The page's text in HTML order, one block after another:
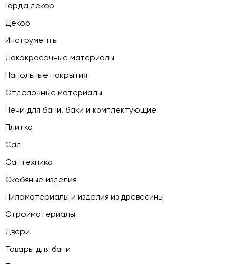
Гарда декор
Декор
Инструменты
Лакокрасочные материалы
Напольные покрытия
Отделочные материалы
Печи для бани, баки и комплектующие
Плитка
Сад
Сантехника
Скобяные изделия
Пиломатериалы и изделия из древесины
Стройматериалы
Двери
Товары для бани